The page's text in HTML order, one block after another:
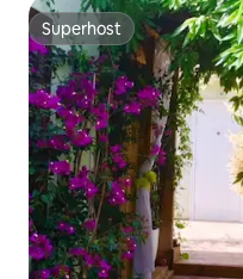
Superhost
Superhost